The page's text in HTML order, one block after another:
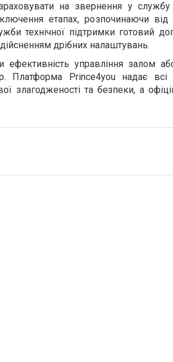
на звернення у службу
етапах, розпочинаючи від
технічної підтримки готовий
дрібних налаштувань.
управління залом
Платформа Prince4you надає всі
злагодженості та безпеки, а